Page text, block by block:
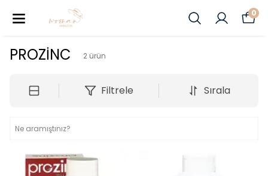
0
PROZİNC 2 ürün
Filtrele Sırala